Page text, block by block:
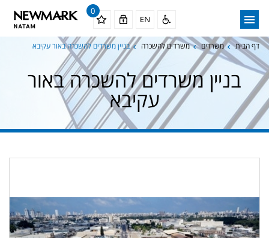
0
דף הבית משרדים משרדים להשכרה בניין משרדים להשכרה באור עקיבא
בניין משרדים להשכרה באור
עקיבא